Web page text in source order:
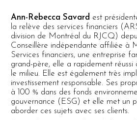
Ann-Rebecca Savard est
la relève des services financiers
division de Montréal du RJCQ)
Conseillère indépendante affiliée à
Services financiers, une entreprise
grand-père, elle a rapidement
le milieu. Elle est également très
investissement responsable. Ses
à 100 % dans des fonds
gouvernance (ESG) et elle met un
aborder ces sujets avec ses clients.